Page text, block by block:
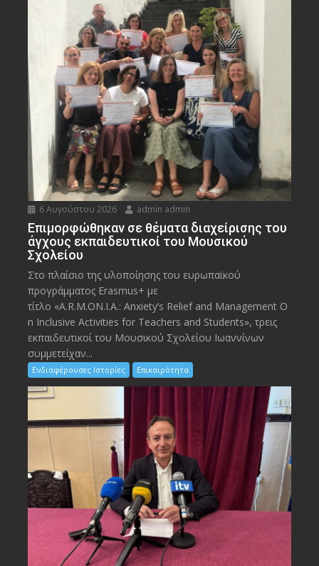
6 Αυγούστου 2026 admin admin
Eπιμορφώθηκαν σε θέματα διαχείρισης του
άγχους εκπαιδευτικοί του Μουσικού
Σχολείου
Στο πλαίσιο της υλοποίησης του ευρωπαϊκού
προγράμματος Erasmus+ με
τίτλο «A.R.M.ON.I.A.: Anxiety’s Relief and Management O
n Inclusive Activities for Teachers and Students», τρεις
εκπαιδευτικοί του Μουσικού Σχολείου Ιωαννίνων
συμμετείχαν...
Ενδιαφέρουσες Ιστορίες Επικαιρότητα